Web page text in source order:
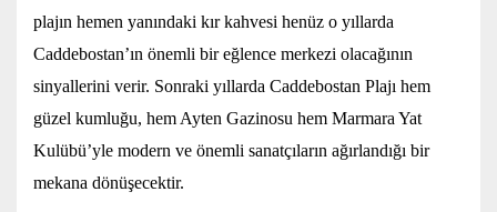
plajın hemen yanındaki kır kahvesi henüz o yıllarda
Caddebostan’ın önemli bir eğlence merkezi olacağının
sinyallerini verir. Sonraki yıllarda Caddebostan Plajı hem
güzel kumluğu, hem Ayten Gazinosu hem Marmara Yat
Kulübü’yle modern ve önemli sanatçıların ağırlandığı bir
mekana dönüşecektir.